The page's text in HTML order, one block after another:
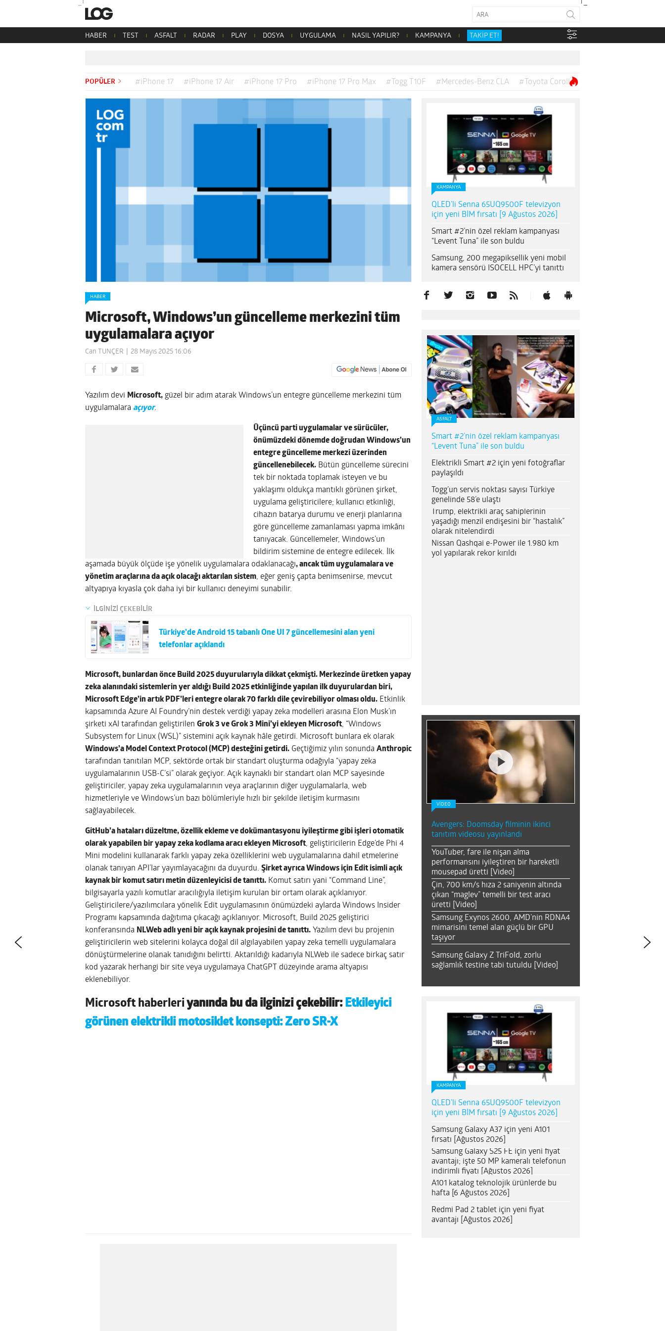
HABER TEST ASFALT RADAR PLAY DOSYA UYGULAMA NASIL YAPILIR? KAMPANYA TAKİP ET!
POPÜLER #iPhone 17 #iPhone 17 Air #iPhone 17 Pro #iPhone 17 Pro Max #Togg T10F #Mercedes-Benz CLA #Toyota Corolla
HABER
Microsoft, Windows’un güncelleme merkezini tüm
uygulamalara açıyor
Can TUNÇER 28 Mayıs 2025 16:06
Yazılım devi Microsoft, güzel bir adım atarak Windows’un entegre güncelleme merkezini tüm
uygulamalara açıyor.
Üçüncü parti uygulamalar ve sürücüler,
önümüzdeki dönemde doğrudan Windows’un
entegre güncelleme merkezi üzerinden
güncellenebilecek. Bütün güncelleme sürecini
tek bir noktada toplamak isteyen ve bu
yaklaşımı oldukça mantıklı görünen şirket,
uygulama geliştiricilere; kullanıcı etkinliği,
cihazın batarya durumu ve enerji planlarına
göre güncelleme zamanlaması yapma imkânı
tanıyacak. Güncellemeler, Windows’un
bildirim sistemine de entegre edilecek. İlk
aşamada büyük ölçüde işe yönelik uygulamalara odaklanacağı, ancak tüm uygulamalara ve
yönetim araçlarına da açık olacağı aktarılan sistem, eğer geniş çapta benimsenirse, mevcut
altyapıya kıyasla çok daha iyi bir kullanıcı deneyimi sunabilir.
İLGİNİZİ ÇEKEBİLİR
Türkiye’de Android 15 tabanlı One UI 7 güncellemesini alan yeni
telefonlar açıklandı
Microsoft, bunlardan önce Build 2025 duyurularıyla dikkat çekmişti. Merkezinde üretken yapay
zeka alanındaki sistemlerin yer aldığı Build 2025 etkinliğinde yapılan ilk duyurulardan biri,
Microsoft Edge’in artık PDF’leri entegre olarak 70 farklı dile çevirebiliyor olması oldu. Etkinlik
kapsamında Azure AI Foundry’nin destek verdiği yapay zeka modelleri arasına Elon Musk’ın
şirketi xAI tarafından geliştirilen Grok 3 ve Grok 3 Mini’yi ekleyen Microsoft, “Windows
Subsystem for Linux (WSL)” sistemini açık kaynak hâle getirdi. Microsoft bunlara ek olarak
Windows’a Model Context Protocol (MCP) desteğini getirdi. Geçtiğimiz yılın sonunda Anthropic
tarafından tanıtılan MCP, sektörde ortak bir standart oluşturma odağıyla “yapay zeka
uygulamalarının USB-C’si” olarak geçiyor. Açık kaynaklı bir standart olan MCP sayesinde
geliştiriciler, yapay zeka uygulamalarının veya araçlarının diğer uygulamalarla, web
hizmetleriyle ve Windows’un bazı bölümleriyle hızlı bir şekilde iletişim kurmasını
sağlayabilecek.
GitHub’a hataları düzeltme, özellik ekleme ve dokümantasyonu iyileştirme gibi işleri otomatik
olarak yapabilen bir yapay zeka kodlama aracı ekleyen Microsoft, geliştiricilerin Edge’de Phi 4
Mini modelini kullanarak farklı yapay zeka özelliklerini web uygulamalarına dahil etmelerine
olanak tanıyan API’lar yayımlayacağını da duyurdu. Şirket ayrıca Windows için Edit isimli açık
kaynak bir komut satırı metin düzenleyicisi de tanıttı. Komut satırı yani “Command Line”,
bilgisayarla yazılı komutlar aracılığıyla iletişim kurulan bir ortam olarak açıklanıyor.
Geliştiricilere/yazılımcılara yönelik Edit uygulamasının önümüzdeki aylarda Windows Insider
Programı kapsamında dağıtıma çıkacağı açıklanıyor. Microsoft, Build 2025 geliştirici
konferansında NLWeb adlı yeni bir açık kaynak projesini de tanıttı. Yazılım devi bu projenin
geliştiricilerin web sitelerini kolayca doğal dil algılayabilen yapay zeka temelli uygulamalara
dönüştürmelerine olanak tanıdığını belirtti. Aktarıldığı kadarıyla NLWeb ile sadece birkaç satır
kod yazarak herhangi bir site veya uygulamaya ChatGPT düzeyinde arama altyapısı
eklenebiliyor.
Microsoft haberleri yanında bu da ilginizi çekebilir: Etkileyici
görünen elektrikli motosiklet konsepti: Zero SR-X
KAMPANYA
QLED’li Senna 65UQ9500F televizyon
için yeni BİM fırsatı [9 Ağustos 2026]
Smart #2’nin özel reklam kampanyası
“Levent Tuna” ile son buldu
Samsung, 200 megapiksellik yeni mobil
kamera sensörü ISOCELL HPC’yi tanıttı
ASFALT
Smart #2’nin özel reklam kampanyası
“Levent Tuna” ile son buldu
Elektrikli Smart #2 için yeni fotoğraflar
paylaşıldı
Togg’un servis noktası sayısı Türkiye
genelinde 58’e ulaştı
Trump, elektrikli araç sahiplerinin
yaşadığı menzil endişesini bir “hastalık”
olarak nitelendirdi
Nissan Qashqai e-Power ile 1.980 km
yol yapılarak rekor kırıldı
VİDEO
Avengers: Doomsday filminin ikinci
tanıtım videosu yayınlandı
YouTuber, fare ile nişan alma
performansını iyileştiren bir hareketli
mousepad üretti [Video]
Çin, 700 km/s hıza 2 saniyenin altında
çıkan “maglev” temelli bir test aracı
üretti [Video]
Samsung Exynos 2600, AMD’nin RDNA4
mimarisini temel alan güçlü bir GPU
taşıyor
Samsung Galaxy Z TriFold, zorlu
sağlamlık testine tabi tutuldu [Video]
KAMPANYA
QLED’li Senna 65UQ9500F televizyon
için yeni BİM fırsatı [9 Ağustos 2026]
Samsung Galaxy A37 için yeni A101
fırsatı [Ağustos 2026]
Samsung Galaxy S25 FE için yeni fiyat
avantajı; işte 50 MP kameralı telefonun
indirimli fiyatı [Ağustos 2026]
A101 katalog teknolojik ürünlerde bu
hafta [6 Ağustos 2026]
Redmi Pad 2 tablet için yeni fiyat
avantajı [Ağustos 2026]